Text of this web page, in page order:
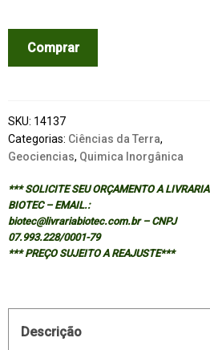
CRYSTAL
CHEMISTRY
quantidade
Comprar
SKU: 14137
Categorias: Ciências da Terra,
Geociencias, Quimica Inorgânica
*** SOLICITE SEU ORÇAMENTO A LIVRARIA
BIOTEC – EMAIL.:
biotec@livrariabiotec.com.br – CNPJ
07.993.228/0001-79
*** PREÇO SUJEITO A REAJUSTE***
Descrição